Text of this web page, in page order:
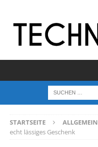
STARTSEITE ALLGEMEIN
echt lässiges Geschenk